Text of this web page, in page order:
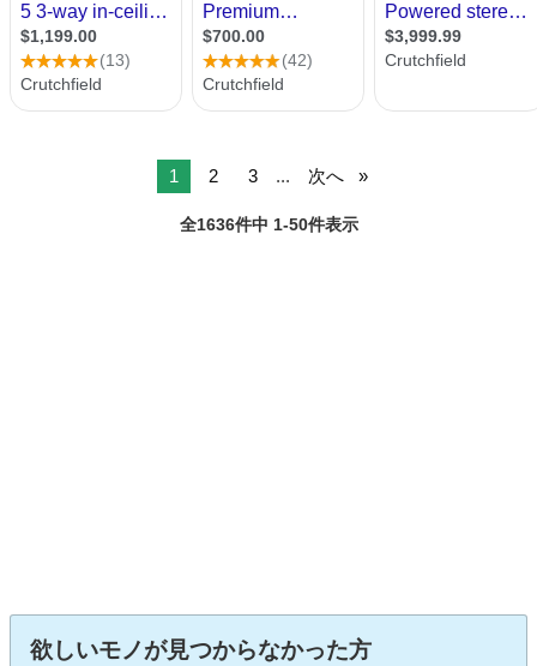
1 2 3 ... 次へ
全1636件中 1-50件表示
欲しいモノが見つからなかった方